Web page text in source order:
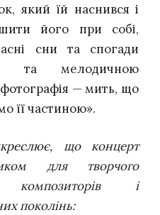
який їй наснився і
його при собі,
сни та спогади
та мелодичною
— мить, що
її частиною».
що концерт
для творчого
композиторів і
поколінь: